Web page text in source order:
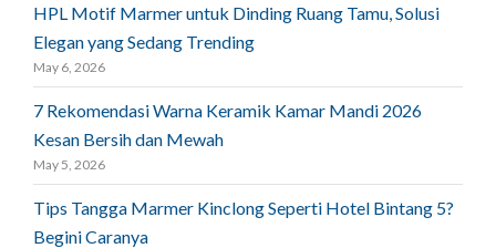
HPL Motif Marmer untuk Dinding Ruang Tamu, Solusi
Elegan yang Sedang Trending
May 6, 2026
7 Rekomendasi Warna Keramik Kamar Mandi 2026
Kesan Bersih dan Mewah
May 5, 2026
Tips Tangga Marmer Kinclong Seperti Hotel Bintang 5?
Begini Caranya